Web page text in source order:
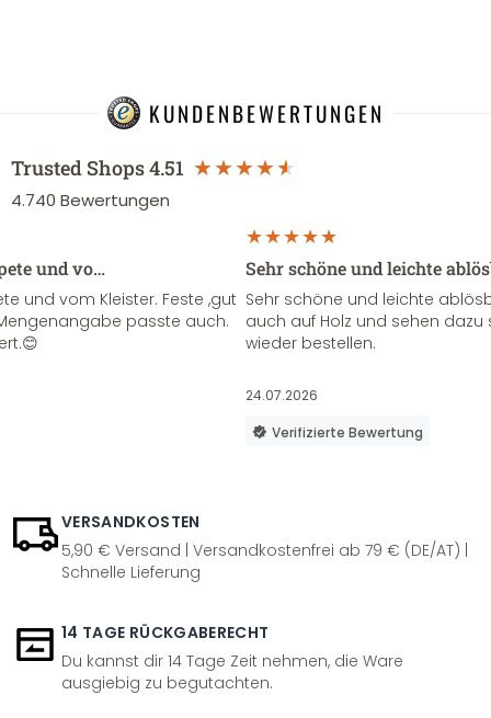
KUNDENBEWERTUNGEN
Trusted Shops4.51
4.740 Bewertungen
und vo…
und vom Kleister. Feste ,gut
passte auch.
Sehr schöne und leichte
Sehr schöne und leichte
auch auf Holz und sehen
wieder bestellen.
24.07.2026
Verifizierte Bewertung
VERSANDKOSTEN
5,90 € Versand | Versandkostenfrei ab 79 € (DE/AT) |
Schnelle Lieferung
14 TAGE RÜCKGABERECHT
Du kannst dir 14 Tage Zeit nehmen, die Ware
ausgiebig zu begutachten.